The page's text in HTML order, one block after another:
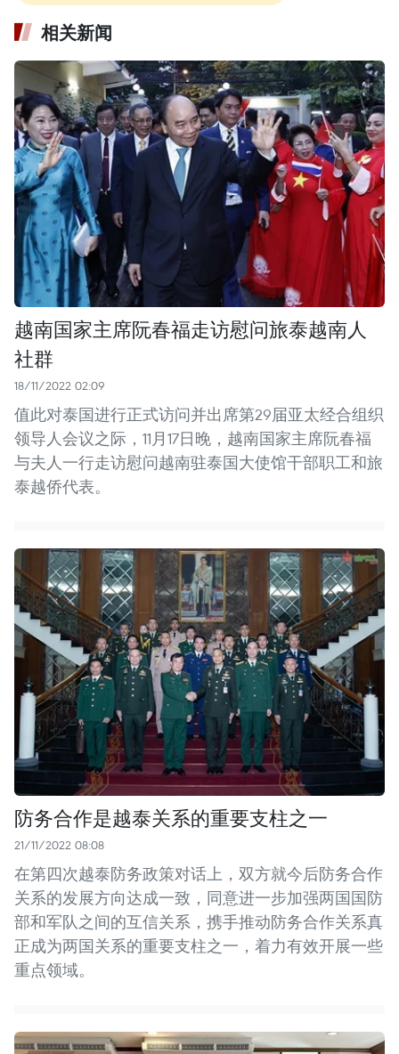
相关新闻
越南国家主席阮春福走访慰问旅泰越南人
社群
18/11/2022 02:09
值此对泰国进行正式访问并出席第29届亚太经合组织
领导人会议之际，11月17日晚，越南国家主席阮春福
与夫人一行走访慰问越南驻泰国大使馆干部职工和旅
泰越侨代表。
防务合作是越泰关系的重要支柱之一
21/11/2022 08:08
在第四次越泰防务政策对话上，双方就今后防务合作
关系的发展方向达成一致，同意进一步加强两国国防
部和军队之间的互信关系，携手推动防务合作关系真
正成为两国关系的重要支柱之一，着力有效开展一些
重点领域。